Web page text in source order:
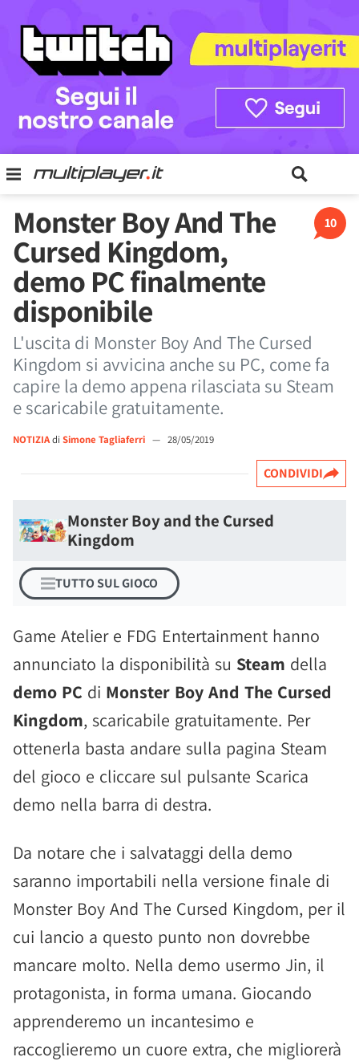
10
Monster Boy And The
Cursed Kingdom,
demo PC finalmente
disponibile
L'uscita di Monster Boy And The Cursed
Kingdom si avvicina anche su PC, come fa
capire la demo appena rilasciata su Steam
e scaricabile gratuitamente.
NOTIZIAdi Simone Tagliaferri — 28/05/2019
CONDIVIDI
Monster Boy and the Cursed
Kingdom
TUTTO SUL GIOCO
Game Atelier e FDG Entertainment hanno
annunciato la disponibilità su Steam della
demo PC di Monster Boy And The Cursed
Kingdom, scaricabile gratuitamente. Per
ottenerla basta andare sulla pagina Steam
del gioco e cliccare sul pulsante Scarica
demo nella barra di destra.
Da notare che i salvataggi della demo
saranno importabili nella versione finale di
Monster Boy And The Cursed Kingdom, per il
cui lancio a questo punto non dovrebbe
mancare molto. Nella demo usermo Jin, il
protagonista, in forma umana. Giocando
apprenderemo un incantesimo e
raccoglieremo un cuore extra, che migliorerà